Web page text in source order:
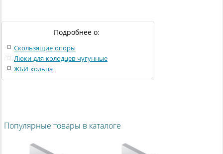
Подробнее о:
Скользящие опоры
Люки для колодцев чугунные
ЖБИ кольца
Популярные товары в каталоге